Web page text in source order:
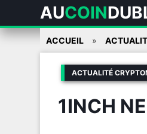
AUCOIN
Skip
ACCUEIL
ACTUALITÉ
1INCH